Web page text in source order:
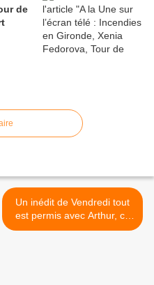
de
Un inédit de Vendredi tout
est permis avec Arthur, ce
soir à 23h30 sur TF1 >